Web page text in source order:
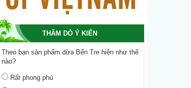
THĂM DÒ Ý KIẾN
Theo bạn sản phẩm dừa Bến Tre hiện như thế
nào?
Rất phong phú